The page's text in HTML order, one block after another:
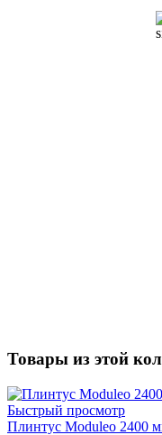
Товары из этой
Быстрый просмотр
Плинтус Moduleo 2400